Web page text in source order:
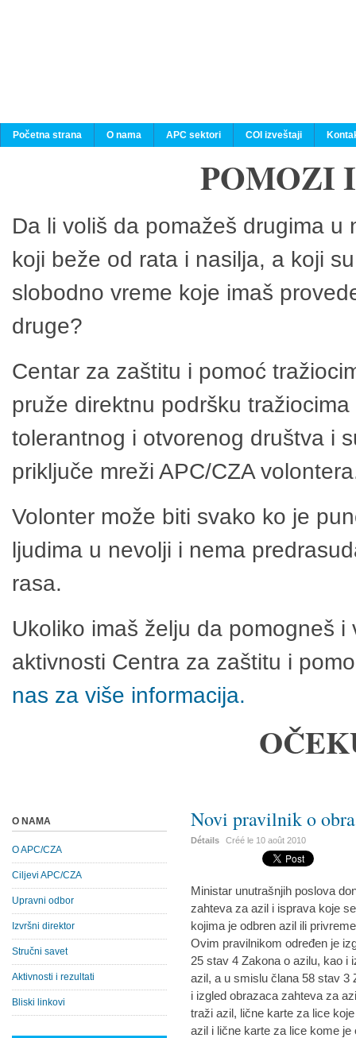
Početna strana O nama APC sektori COI izveštaji
POMOZI
Da li voliš da pomažeš drugima
koji beže od rata i nasilja, a koji
slobodno vreme koje imaš
druge?
Centar za zaštitu i pomoć
pruže direktnu podršku
tolerantnog i otvorenog društva i
priključe mreži APC/CZA
Volonter može biti svako ko je
ljudima u nevolji i nema
rasa.
Ukoliko imaš želju da pomogneš
aktivnosti Centra za zaštitu i
nas za više informacija.
Novi pravilnik o
Détails Créé le 10 août 2010
Ministar unutrašnjih poslova
zahteva za azil i isprava koje
kojima je odbren azil ili
Ovim pravilnikom određen je
25 stav 4 Zakona o azilu, kao i
azil, a u smislu člana 58 stav 3
i izgled obrazaca zahteva za
traži azil, lične karte za lice
azil i lične karte za lice kome
O NAMA
O APC/CZA
Ciljevi APC/CZA
Upravni odbor
Izvršni direktor
Stručni savet
Aktivnosti i rezultati
Bliski linkovi